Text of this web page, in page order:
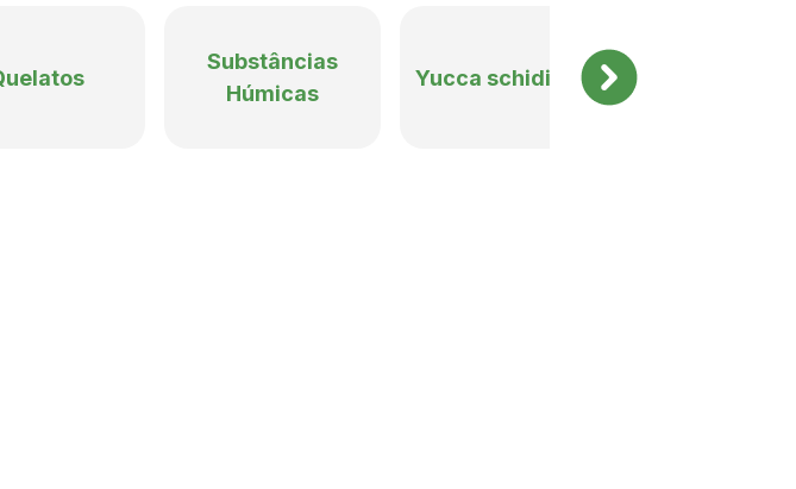
Amino proporcionam:
síntese proteica e produção hormonal);
superar estresses abióticos (frio, geadas, déficit hídrico,
presentes em um produto. A Rigrantec disponibiliza o
Substâncias
Húmicas
Yucca schidigera